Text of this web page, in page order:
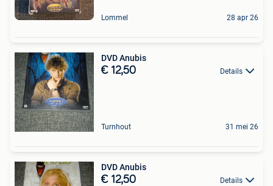
Lommel 28 apr 26
DVD Anubis
€ 12,50 Details
Turnhout 31 mei 26
DVD Anubis
€ 12,50 Details